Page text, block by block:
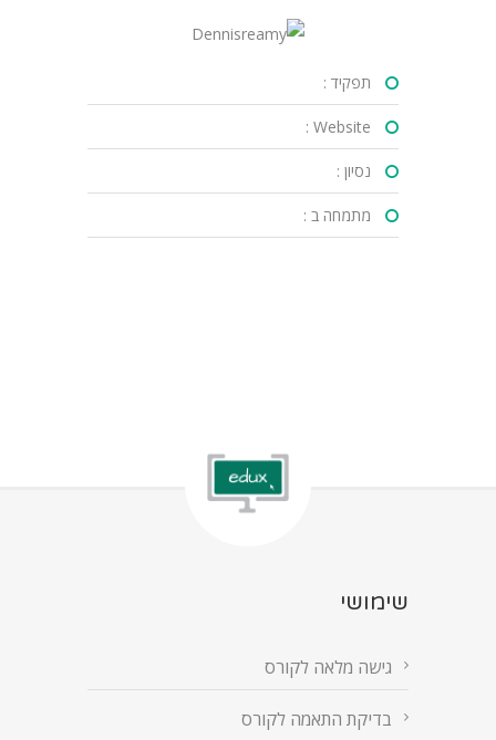
תפקיד :
Website :
נסיון :
מתמחה ב :
שימושי
גישה מלאה לקורס
בדיקת התאמה לקורס